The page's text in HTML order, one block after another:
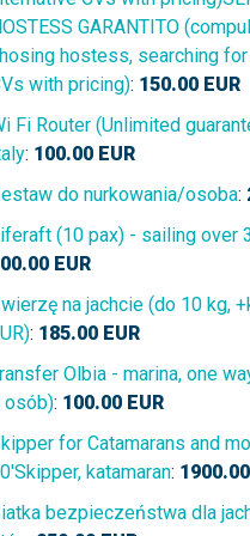
GARANTITO
hostess, searching
with pricing): 150.00 EUR
Fi Router (Unlimited
: 100.00 EUR
do nurkowania/osoba:
(10 pax) - sailing over
EUR
na jachcie (do 10 kg,
: 185.00 EUR
Olbia - marina, one
osób): 100.00 EUR
for Catamarans and
katamaran: 1900.00
bezpieczeństwa dla